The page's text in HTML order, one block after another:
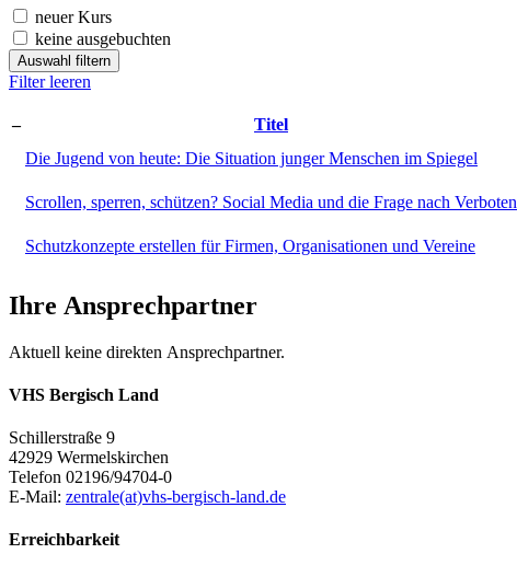
neuer Kurs
keine ausgebuchten
Auswahl filtern
Filter leeren
– Titel
Die Jugend von heute: Die Situation junger Menschen im Spiegel
Scrollen, sperren, schützen? Social Media und die Frage nach Verboten
Schutzkonzepte erstellen für Firmen, Organisationen und Vereine
Ihre Ansprechpartner
Aktuell keine direkten Ansprechpartner.
VHS Bergisch Land
Schillerstraße 9
42929 Wermelskirchen
Telefon 02196/94704-0
E-Mail: zentrale(at)vhs-bergisch-land.de
Erreichbarkeit